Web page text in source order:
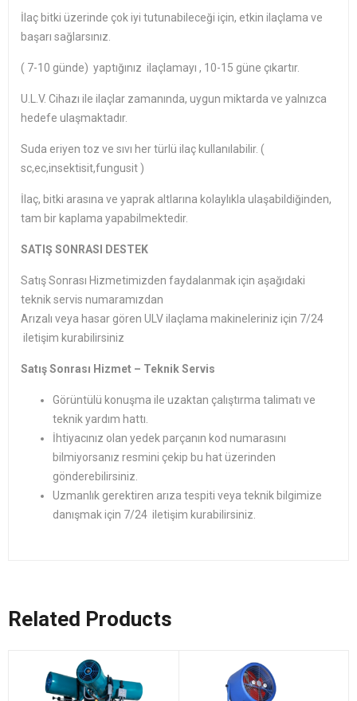
İlaç bitki üzerinde çok iyi tutunabileceği için, etkin ilaçlama ve
başarı sağlarsınız.
( 7-10 günde) yaptığınız ilaçlamayı , 10-15 güne çıkartır.
U.L.V. Cihazı ile ilaçlar zamanında, uygun miktarda ve yalnızca
hedefe ulaşmaktadır.
Suda eriyen toz ve sıvı her türlü ilaç kullanılabilir. (
sc,ec,insektisit,fungusit )
İlaç, bitki arasına ve yaprak altlarına kolaylıkla ulaşabildiğinden,
tam bir kaplama yapabilmektedir.
SATIŞ SONRASI DESTEK
Satış Sonrası Hizmetimizden faydalanmak için aşağıdaki
teknik servis numaramızdan
Arızalı veya hasar gören ULV ilaçlama makineleriniz için 7/24
iletişim kurabilirsiniz
Satış Sonrası Hizmet – Teknik Servis
Görüntülü konuşma ile uzaktan çalıştırma talimatı ve
teknik yardım hattı.
İhtiyacınız olan yedek parçanın kod numarasını
bilmiyorsanız resmini çekip bu hat üzerinden
gönderebilirsiniz.
Uzmanlık gerektiren arıza tespiti veya teknik bilgimize
danışmak için 7/24 iletişim kurabilirsiniz.
Related Products